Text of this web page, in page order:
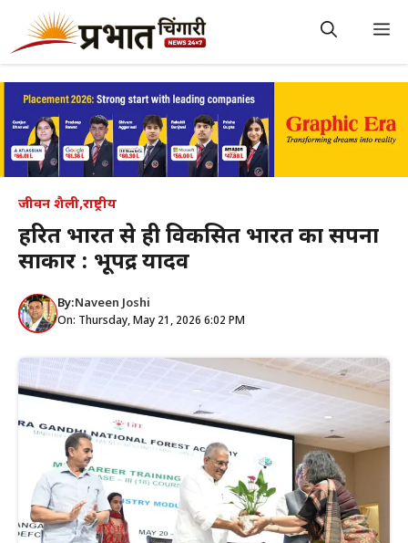
content
जीवन शैली,राष्ट्रीय
हरित भारत से ही विकसित भारत का सपना
साकार : भूपेंद्र यादव
By:Naveen Joshi
On: Thursday, May 21, 2026 6:02 PM